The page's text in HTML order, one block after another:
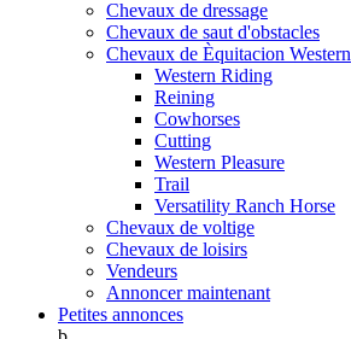
Chevaux de dressage
Chevaux de saut d'obstacles
Chevaux de Èquitacion Western
Western Riding
Reining
Cowhorses
Cutting
Western Pleasure
Trail
Versatility Ranch Horse
Chevaux de voltige
Chevaux de loisirs
Vendeurs
Annoncer maintenant
Petites annonces